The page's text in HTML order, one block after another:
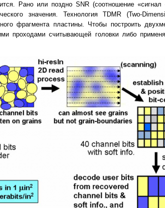
Рано или поздно SNR (соотношение
значения. Технология TDMR (Two-
фрагмента пластины. Чтобы построить
проходами считывающей головки либо